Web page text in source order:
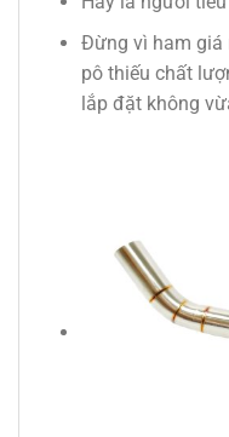
Đừng vì ham giá
pô thiếu chất
lắp đặt không